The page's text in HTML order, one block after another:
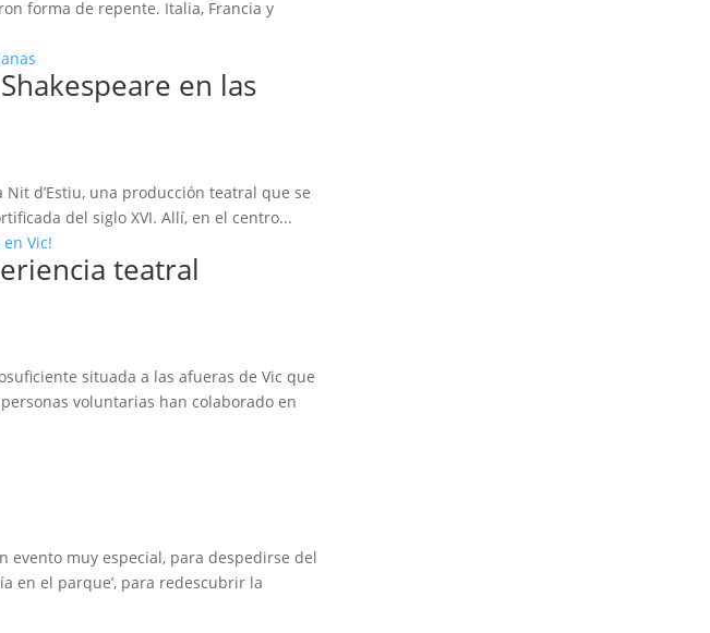
forma de repente. Italia, Francia y
en las
d’Estiu, una producción teatral que se
del siglo XVI. Allí, en el centro...
teatral
situada a las afueras de Vic que
voluntarias han colaborado en
evento muy especial, para despedirse del
en el parque’, para redescubrir la